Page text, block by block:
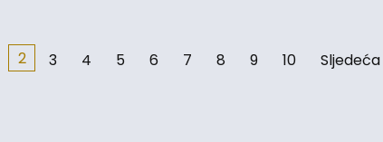
2 3 4 5 6 7 8 9 10 Sljedeća